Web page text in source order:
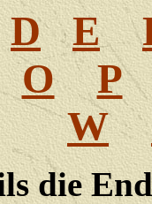
D E
O
P
W
die